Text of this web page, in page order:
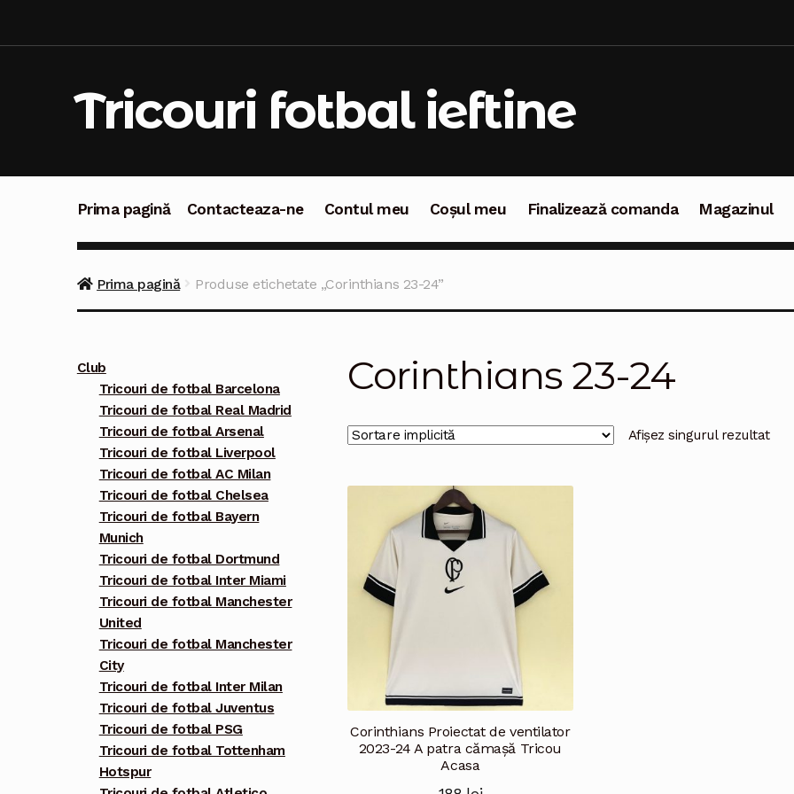
Tricouri fotbal ieftine
Prima pagină Contacteaza-ne Contul meu Coșul meu Finalizează comanda Magazinul
Prima pagină Produse etichetate „Corinthians 23-24”
Corinthians 23-24
Afișez singurul rezultat
Corinthians Proiectat de ventilator
2023-24 A patra cămașă Tricou
Acasa
Club
Tricouri de fotbal Barcelona
Tricouri de fotbal Real Madrid
Tricouri de fotbal Arsenal
Tricouri de fotbal Liverpool
Tricouri de fotbal AC Milan
Tricouri de fotbal Chelsea
Tricouri de fotbal Bayern
Munich
Tricouri de fotbal Dortmund
Tricouri de fotbal Inter Miami
Tricouri de fotbal Manchester
United
Tricouri de fotbal Manchester
City
Tricouri de fotbal Inter Milan
Tricouri de fotbal Juventus
Tricouri de fotbal PSG
Tricouri de fotbal Tottenham
Hotspur